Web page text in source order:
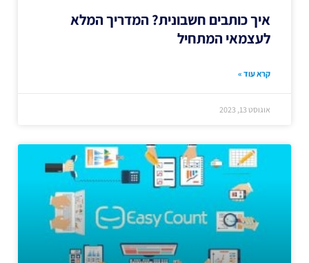
איך כותבים חשבונית? המדריך המלא
לעצמאי המתחיל
קרא עוד »
אוגוסט 13, 2023